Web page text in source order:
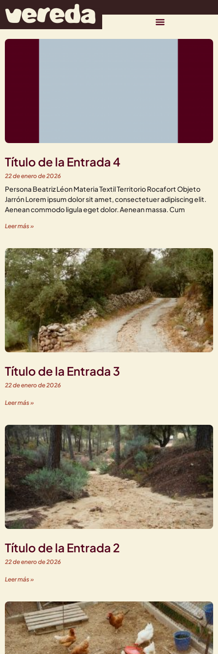
Título de la Entrada 4
22 de enero de 2026
Persona Beatriz Léon Materia Textil Territorio Rocafort Objeto
Jarrón Lorem ipsum dolor sit amet, consectetuer adipiscing elit.
Aenean commodo ligula eget dolor. Aenean massa. Cum
Leer más »
Título de la Entrada 3
22 de enero de 2026
Leer más »
Título de la Entrada 2
22 de enero de 2026
Leer más »